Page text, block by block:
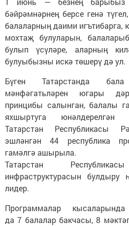
бәйрәмнәрнең берсе генә
балаларның даими игътибарга,
мохтаҗ булуларын,
булып үсүләре, аларның
булуыбызны искә төшерү дә ул.
Бүген Татарстанда
мәнфәгатьләрен югары
принцибы салынган, балалы
яхшыртуга юнәлдерелгән
Татарстан Республикасы
эшләнгән 44 республика
гамәлгә ашырыла.
Татарстан
инфраструктурасын булдыру
лидер.
Программалар
да 7 балалар бакчасы, 8